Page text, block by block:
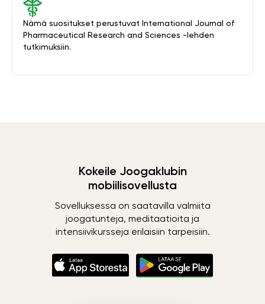
Nämä suositukset perustuvat International Journal of
Pharmaceutical Research and Sciences -lehden
tutkimuksiin.
Kokeile Joogaklubin
mobiilisovellusta
Sovelluksessa on saatavilla valmiita
joogatunteja, meditaatioita ja
intensiivikursseja erilaisiin tarpeisiin.